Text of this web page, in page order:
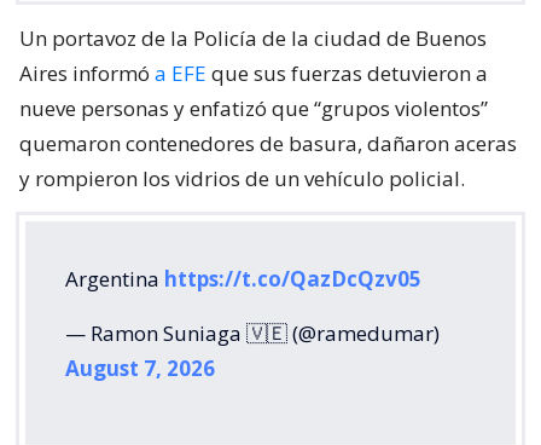
Un portavoz de la Policía de la ciudad de Buenos
Aires informó a EFE que sus fuerzas detuvieron a
nueve personas y enfatizó que “grupos violentos”
quemaron contenedores de basura, dañaron aceras
y rompieron los vidrios de un vehículo policial.
Argentina https://t.co/QazDcQzv05
— Ramon Suniaga 🇻🇪 (@ramedumar)
August 7, 2026